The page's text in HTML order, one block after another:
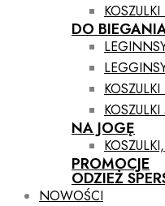
DO
NA JOGĘ
PROMOCJE
ODZIEŻ
NOWOŚCI